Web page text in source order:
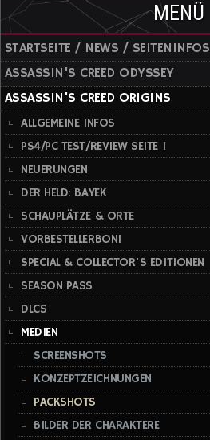
MENÜ
STARTSEITE / NEWS / SEITENINFOS
ASSASSIN'S CREED ODYSSEY
ASSASSIN'S CREED ORIGINS
ALLGEMEINE INFOS
PS4/PC TEST/REVIEW SEITE 1
NEUERUNGEN
DER HELD: BAYEK
SCHAUPLÄTZE & ORTE
VORBESTELLERBONI
SPECIAL & COLLECTOR'S EDITIONEN
SEASON PASS
DLCS
MEDIEN
SCREENSHOTS
KONZEPTZEICHNUNGEN
PACKSHOTS
BILDER DER CHARAKTERE